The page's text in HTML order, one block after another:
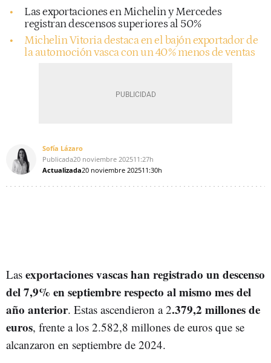
Las exportaciones en Michelin y Mercedes
registran descensos superiores al 50%
Michelin Vitoria destaca en el bajón exportador de
la automoción vasca con un 40% menos de ventas
Sofía Lázaro
Publicada20 noviembre 202511:27h
Actualizada20 noviembre 202511:30h
Las exportaciones vascas han registrado un descenso
del 7,9% en septiembre respecto al mismo mes del
año anterior. Estas ascendieron a 2.379,2 millones de
euros, frente a los 2.582,8 millones de euros que se
alcanzaron en septiembre de 2024.